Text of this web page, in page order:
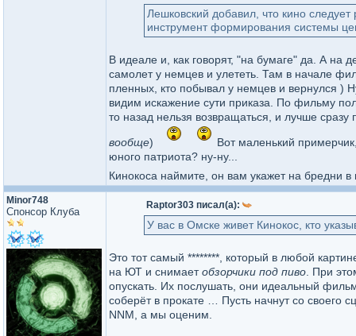
Лешковский добавил, что кино
инструмент формирования системы
В идеале и, как говорят, "на бумаге" да. А на
самолет у немцев и улететь. Там в начале
пленных, кто побывал у немцев и вернулся )
видим искажение сути приказа. По фильму
то назад нельзя возвращаться, и лучше
вообще)
Вот маленький
юного патриота? ну-ну...
Кинокоса наймите, он вам укажет на бредни
Minor748
Спонсор Клуба
Raptor303 писал(а):
У вас в Омске живет Кинокос, кто
Это тот самый ********, который в любой
на ЮТ и снимаетобзорчики под пиво . При
опускать. Их послушать, они идеальный
соберёт в прокате … Пусть начнут со своего
NNM, а мы оценим.